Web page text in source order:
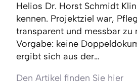
Helios Dr. Horst Schmidt
kennen. Projektziel war,
transparent und messbar
Vorgabe: keine
ergibt sich aus der…
Den Artikel finden Sie hier